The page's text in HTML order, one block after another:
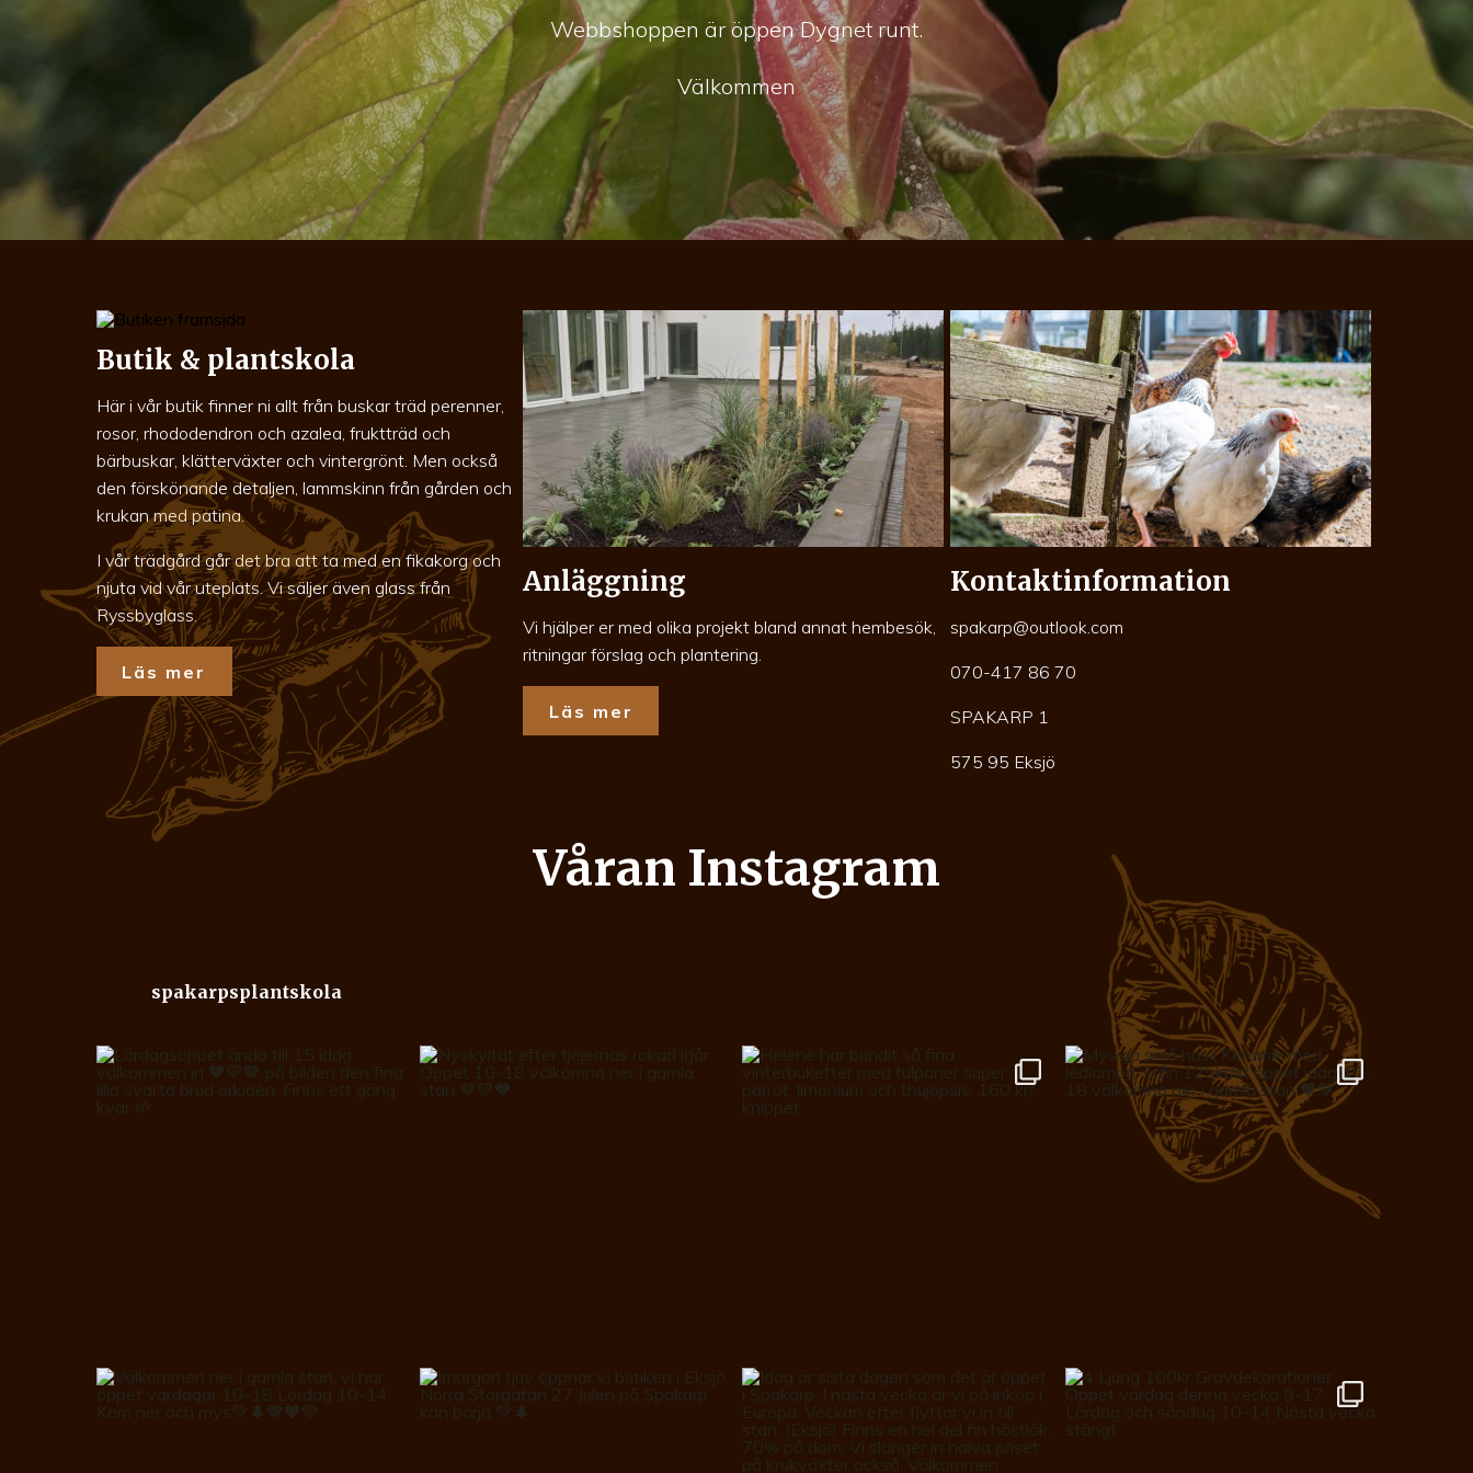
Webbshoppen är öppen Dygnet runt.
Välkommen
Butik & plantskola
Här i vår butik finner ni allt från buskar träd perenner,
rosor, rhododendron och azalea, fruktträd och
bärbuskar, klätterväxter och vintergrönt. Men också
den förskönande detaljen, lammskinn från gården och
krukan med patina.
I vår trädgård går det bra att ta med en fikakorg och
njuta vid vår uteplats. Vi säljer även glass från
Ryssbyglass.
Läs mer
Anläggning
Vi hjälper er med olika projekt bland annat hembesök,
ritningar förslag och plantering.
Läs mer
Kontaktinformation
spakarp@outlook.com
070-417 86 70
SPAKARP 1
575 95 Eksjö
Våran Instagram
spakarpsplantskola